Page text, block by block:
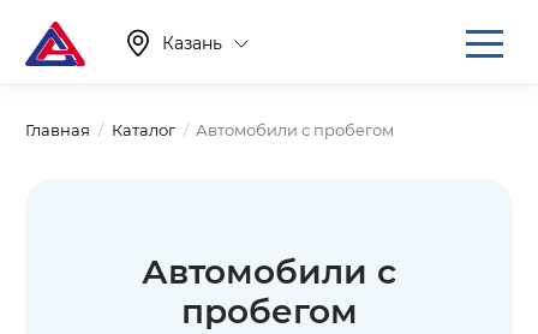
Казань
Главная Каталог Автомобили с пробегом
Автомобили с
пробегом